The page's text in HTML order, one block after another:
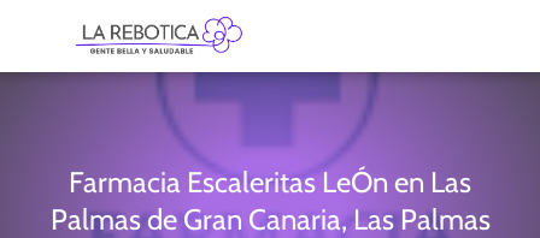
Farmacia Escaleritas LeÓn en Las
Palmas de Gran Canaria, Las Palmas